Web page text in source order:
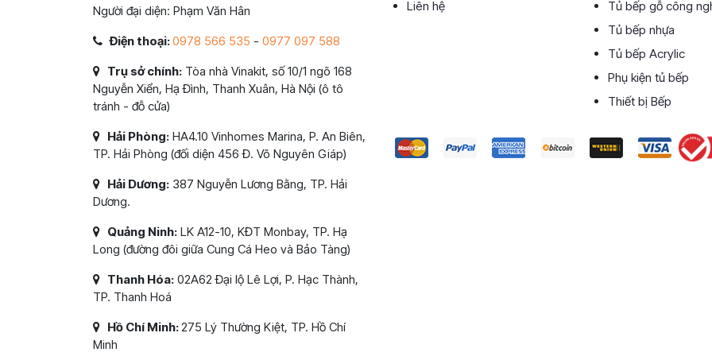
Người đại diện: Phạm Văn Hân
Điện thoại:0978 566 535 - 0977 097 588
Trụ sở chính: Tòa nhà Vinakit, số 10/1 ngõ 168
Nguyễn Xiển, Hạ Đình, Thanh Xuân, Hà Nội (ô tô
tránh - đỗ cửa)
Hải Phòng: HA4.10 Vinhomes Marina, P. An Biên,
TP. Hải Phòng (đối diện 456 Đ. Võ Nguyên Giáp)
Hải Dương: 387 Nguyễn Lương Bằng, TP. Hải
Dương.
Quảng Ninh: LK A12-10, KĐT Monbay, TP. Hạ
Long (đường đôi giữa Cung Cá Heo và Bảo Tàng)
Thanh Hóa: 02A62 Đại lộ Lê Lợi, P. Hạc Thành,
TP. Thanh Hoá
Hồ Chí Minh:275 Lý Thường Kiệt, TP. Hồ Chí
Minh
Liên hệ
Tủ bếp gỗ công
Tủ bếp nhựa
Tủ bếp Acrylic
Phụ kiện tủ bếp
Thiết bị Bếp